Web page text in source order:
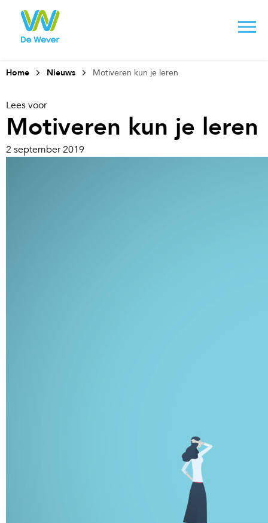
Home Nieuws Motiveren kun je leren
Lees voor
Motiveren kun je leren
2 september 2019